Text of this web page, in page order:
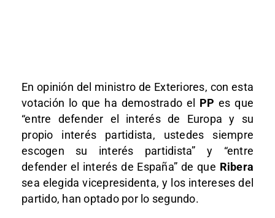
En opinión del ministro de Exteriores, con esta
votación lo que ha demostrado el PP es que
“entre defender el interés de Europa y su
propio interés partidista, ustedes siempre
escogen su interés partidista” y “entre
defender el interés de España” de que Ribera
sea elegida vicepresidenta, y los intereses del
partido, han optado por lo segundo.